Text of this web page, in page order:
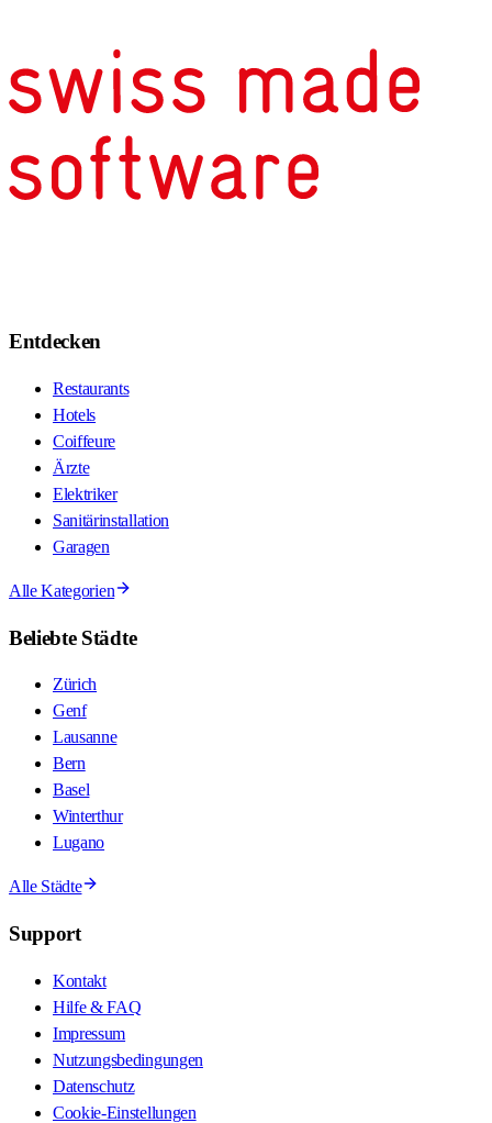
Entdecken
Restaurants
Hotels
Coiffeure
Ärzte
Elektriker
Sanitärinstallation
Garagen
Alle Kategorien
Beliebte Städte
Zürich
Genf
Lausanne
Bern
Basel
Winterthur
Lugano
Alle Städte
Support
Kontakt
Hilfe & FAQ
Impressum
Nutzungsbedingungen
Datenschutz
Cookie-Einstellungen